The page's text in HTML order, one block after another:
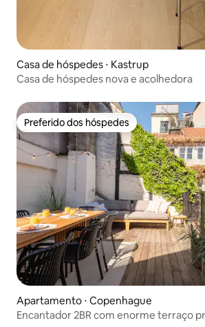
Casa de hóspedes ⋅ Kastrup
Casa de hóspedes nova e acolhedora
Preferido dos hóspedes
Preferido dos hóspedes
Apartamento ⋅ Copenhague
Encantador 2BR com enorme terraço